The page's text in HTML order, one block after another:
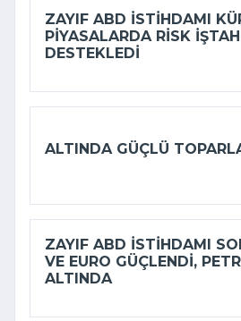
ZAYIF ABD ISTIHDAMI
PIYASALARDA RISK
DESTEKLEDI
ALTINDA GÜÇLÜ
ZAYIF ABD ISTIHDAMI
VE EURO GÜÇLENDI,
ALTINDA